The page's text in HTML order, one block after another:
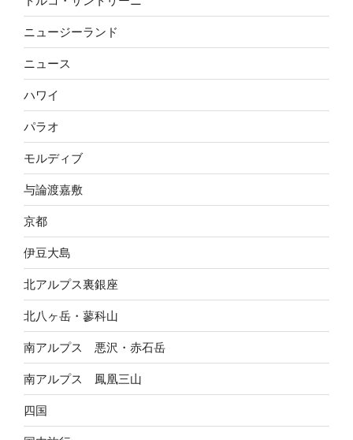
ニュージーランド
ニュース
ハワイ
パラオ
モルディブ
与論渡嘉敷
京都
伊豆大島
北アルプス裏銀座
北八ヶ岳・蓼科山
南アルプス 悪沢・赤石岳
南アルプス 鳳凰三山
四国